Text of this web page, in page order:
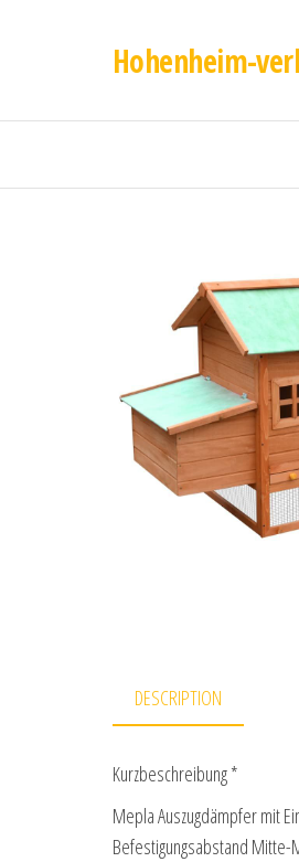
Hohenheim-
DESCRIPTION
Kurzbeschreibung *
Mepla Auszugdämpfer mit
Befestigungsabstand